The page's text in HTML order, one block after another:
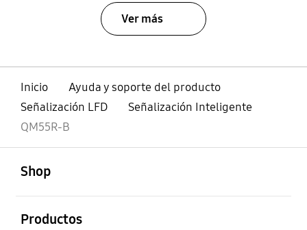
Ver más
Inicio
Ayuda y soporte del producto
Señalización LFD
Señalización Inteligente
QM55R-B
Shop
Productos